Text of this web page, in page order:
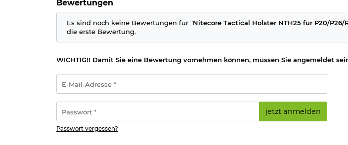
Verantwortliche Person für die EU
Bewertungen
Es sind noch keine Bewertungen für "Nitecore Tactical Holster NTH25 für P20/P26/
die erste Bewertung.
WICHTIG!! Damit Sie eine Bewertung vornehmen können, müssen Sie angemeldet
Mail-
Adresse
*
jetzt anmelden
Passwort vergessen?